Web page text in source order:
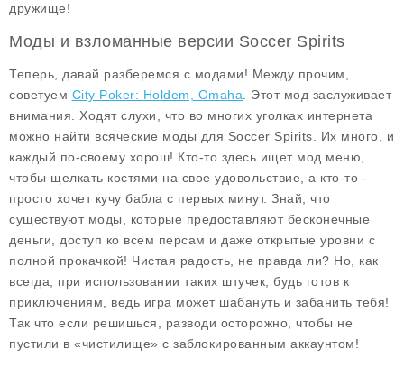
дружище!
Моды и взломанные версии Soccer Spirits
Теперь, давай разберемся с модами! Между прочим,
советуем City Poker: Holdem, Omaha . Этот мод заслуживает
внимания. Ходят слухи, что во многих уголках интернета
можно найти всяческие моды для Soccer Spirits. Их много, и
каждый по-своему хорош! Кто-то здесь ищет мод меню
чтобы щелкать костями на свое удовольствие, а кто-то -
просто хочет кучу бабла с первых минут. Знай, что
существуют моды, которые предоставляют бесконечные
деньги, доступ ко всем персам и даже открытые уровни с
полной прокачкой! Чистая радость, не правда ли? Но, как
всегда, при использовании таких штучек, будь готов к
приключениям, ведь игра может шабануть и забанить тебя!
Так что если решишься, разводи осторожно, чтобы не
пустили в «чистилище» с заблокированным аккаунтом!